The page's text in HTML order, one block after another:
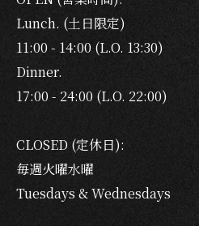
Lunch. (土日限定)
11:00 - 14:00 (L.O. 13:30)
Dinner.
17:00 - 24:00 (L.O. 22:00)
CLOSED (定休日):
毎週火曜水曜
Tuesdays & Wednesdays